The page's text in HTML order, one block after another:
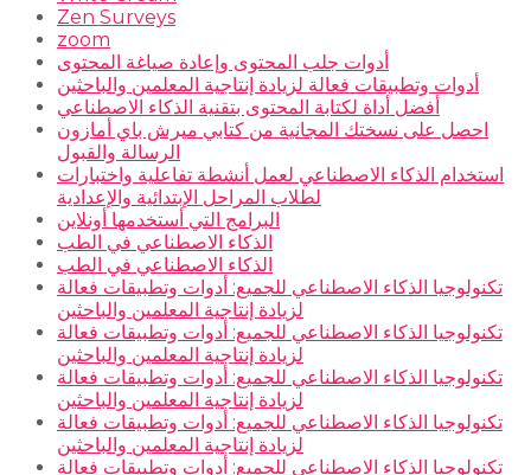
Zen Surveys
zoom
أدوات جلب المحتوى وإعادة صياغة المحتوى
أدوات وتطبيقات فعالة لزيادة إنتاجية المعلمين والباحثين
أفضل أداة لكتابة المحتوى بتقنية الذكاء الاصطناعي
احصل على نسختك المجانية من كتابي ميرش باي أمازون
الرسالة والقبول
استخدام الذكاء الاصطناعي لعمل أنشطة تفاعلية واختبارات
لطلاب المراحل الإبتدائية والإعدادية
البرامج التي أستخدمها أونلاين
الذكاء الاصطناعي في الطب
الذكاء الاصطناعي في الطب
تكنولوجيا الذكاء الاصطناعي للجميع: أدوات وتطبيقات فعالة
لزيادة إنتاجية المعلمين والباحثين
تكنولوجيا الذكاء الاصطناعي للجميع: أدوات وتطبيقات فعالة
لزيادة إنتاجية المعلمين والباحثين
تكنولوجيا الذكاء الاصطناعي للجميع: أدوات وتطبيقات فعالة
لزيادة إنتاجية المعلمين والباحثين
تكنولوجيا الذكاء الاصطناعي للجميع: أدوات وتطبيقات فعالة
لزيادة إنتاجية المعلمين والباحثين
تكنولوجيا الذكاء الاصطناعي للجميع: أدوات وتطبيقات فعالة